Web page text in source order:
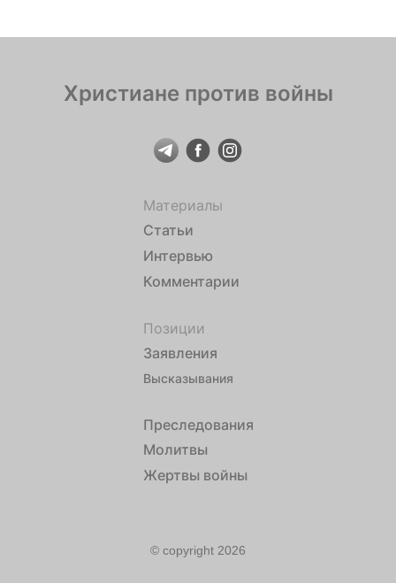
Христиане против войны
Материалы
Статьи
Интервью
Комментарии
Позиции
Заявления
Высказывания
Преследования
Молитвы
Жертвы войны
© copyright 2026